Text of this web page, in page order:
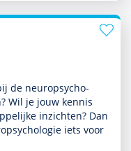
de neuro­psycho­
Wil je jouw kennis
inzichten? Dan
iets voor